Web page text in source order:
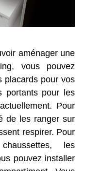
aménager une
vous pouvez
placards pour vos
portants pour les
Pour
de les ranger sur
respirer. Pour
les
pouvez installer